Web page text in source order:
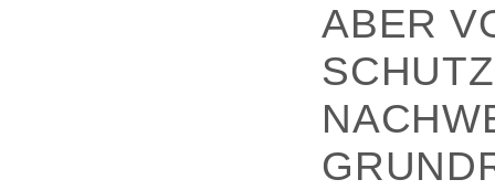
ABER